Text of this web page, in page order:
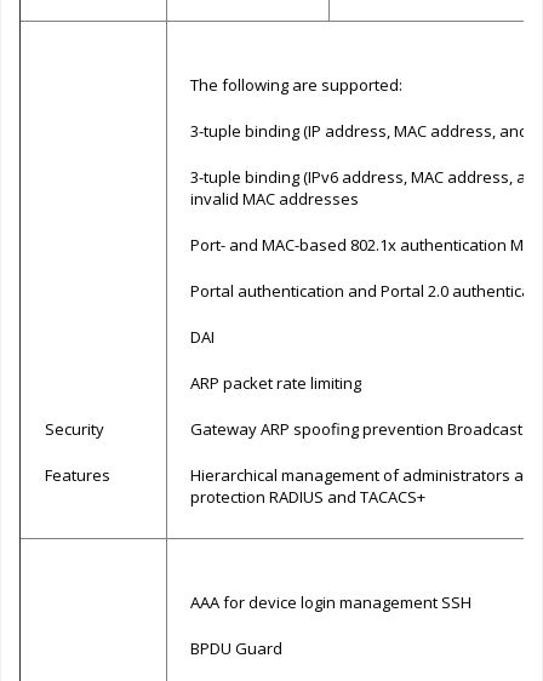
Security
Features
The following are supported:
3-tuple binding (IP address, MAC address, and
3-tuple binding (IPv6 address, MAC address,
invalid MAC addresses
Port- and MAC-based 802.1x authentication
Portal authentication and Portal 2.0
DAI
ARP packet rate limiting
Gateway ARP spoofing prevention Broadcast
Hierarchical management of administrators
protection RADIUS and TACACS+
AAA for device login management SSH
BPDU Guard